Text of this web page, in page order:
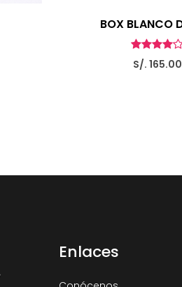
BOX BLANCO
S/. 165.00
Enlaces